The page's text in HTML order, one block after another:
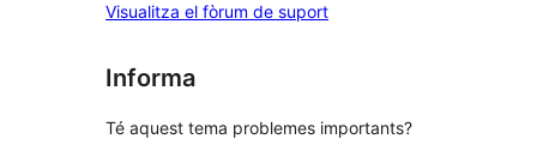
Visualitza el fòrum de suport
Informa
Té aquest tema problemes importants?